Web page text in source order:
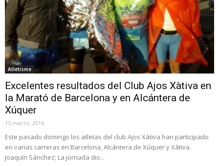
Atletisme
Excelentes resultados del Club Ajos Xàtiva en
la Marató de Barcelona y en Alcántera de
Xúquer
15 marzo, 2016
Este pasado domingo los atletas del club Ajos Xàtiva han participado
en varias carreras en Barcelona, Alcántera de Xúquer y Xàtiva.
Joaquín Sánchez; La jornada dio...